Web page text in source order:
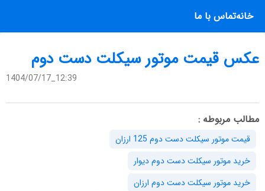
خانهتماس با ما
عکس قیمت موتور سیکلت دست دوم
1404/07/17_12:39
مطالب مربوطه :
قیمت موتور سیکلت دست دوم 125 ارزان
خرید موتور سیکلت دست دوم دیوار
خرید موتور سیکلت دست دوم ارزان